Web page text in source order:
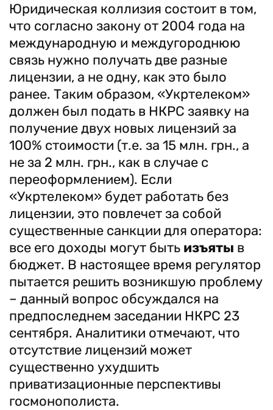
Юридическая коллизия состоит в том,
что согласно закону от 2004 года на
международную и междугороднюю
связь нужно получать две разные
лицензии, а не одну, как это было
ранее. Таким образом, «Укртелеком»
должен был подать в НКРС заявку на
получение двух новых лицензий за
100% стоимости (т.е. за 15 млн. грн., а
не за 2 млн. грн., как в случае с
переоформлением). Если
«Укртелеком» будет работать без
лицензии, это повлечет за собой
существенные санкции для оператора:
все его доходы могут быть изъяты в
бюджет. В настоящее время регулятор
пытается решить возникшую проблему
– данный вопрос обсуждался на
предпоследнем заседании НКРС 23
сентября. Аналитики отмечают, что
отсутствие лицензий может
существенно ухудшить
приватизационные перспективы
госмонополиста.